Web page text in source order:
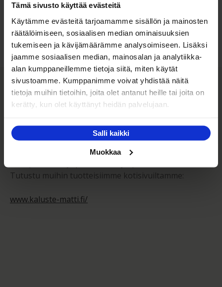
Tämä sivusto käyttää evästeitä
Käytämme evästeitä tarjoamamme sisällön ja mainosten
räätälöimiseen, sosiaalisen median ominaisuuksien
tukemiseen ja kävijämäärämme analysoimiseen. Lisäksi
jaamme sosiaalisen median, mainosalan ja analytiikka-
alan kumppaneillemme tietoja siitä, miten käytät
sivustoamme. Kumppanimme voivat yhdistää näitä
tietoja muihin tietoihin, joita olet antanut heille tai joita on
kerätty, kun olet käyttänyt heidän palvelujaan.
Salli kaikki
Muokkaa
Kuljetuksen hinta Suomessa alk. 59€!
Kaluste-Matti Oy
perustettu huonekalujen vähittäis- sekä
tukkumyymälä. Toimintamme perustana on tarjota
kodin laadukkaita huonekaluja edullisesti,
Tutustu muihin tuotteisiimme kotisivuiltamme:
www.kaluste-matti.fi/